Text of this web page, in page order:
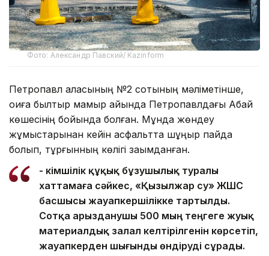
Фото: Александр Павский/ Kazinform
Петропавл қаласының №2 сотының мәліметінше,
оқиға былтыр мамыр айында Петропавлдағы Абай
көшесінің бойында болған. Мұнда жөндеу
жұмыстарынан кейін асфальтта шұңқыр пайда
болып, тұрғынның көлігі зақымданған.
- Әкімшілік құқық бұзушылық туралы
хаттамаға сәйкес, «Қызылжар су» ЖШС
басшысы жауапкершілікке тартылды.
Сотқа арызданушы 500 мың теңгеге жуық
материалдық залал келтірілгенін көрсетіп,
жауапкерден шығынды өндіруді сұрады.